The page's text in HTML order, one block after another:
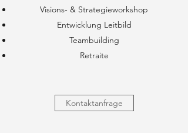
Visions- & Strategieworkshop
Entwicklung Leitbild
Teambuilding
Retraite
Kontaktanfrage